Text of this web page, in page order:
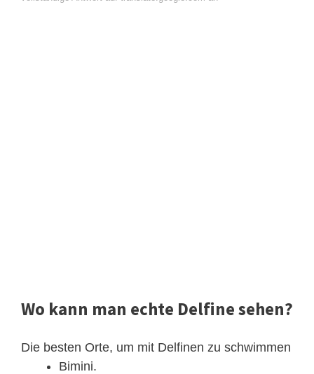
Wo kann man echte Delfine sehen?
Die besten Orte, um mit Delfinen zu schwimmen
Bimini.